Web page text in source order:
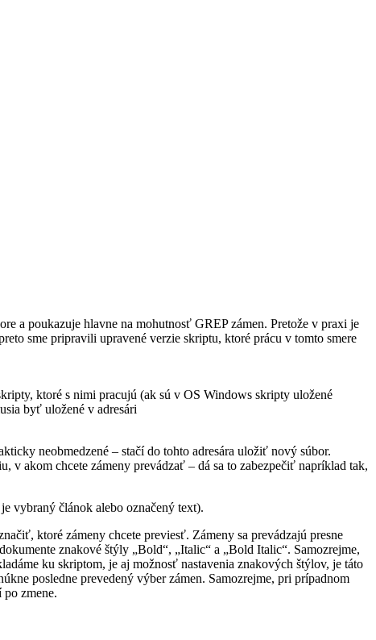
a poukazuje hlavne na mohutnosť GREP zámen. Pretože v praxi je
sme pripravili upravené verzie skriptu, ktoré prácu v tomto smere
ktoré s nimi pracujú (ak sú v OS Windows skripty uložené
byť uložené v adresári
neobmedzené – stačí do tohto adresára uložiť nový súbor.
v akom chcete zámeny prevádzať – dá sa to zabezpečiť napríklad tak,
vybraný článok alebo označený text).
ktoré zámeny chcete previesť. Zámeny sa prevádzajú presne
znakové štýly „Bold“, „Italic“ a „Bold Italic“. Samozrejme,
ku skriptom, je aj možnosť nastavenia znakových štýlov, je táto
posledne prevedený výber zámen. Samozrejme, pri prípadnom
zmene.